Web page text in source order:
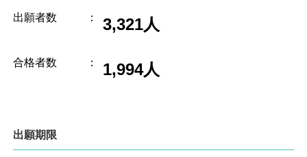
出願者数 ： 3,321人
合格者数 ： 1,994人
出願期限